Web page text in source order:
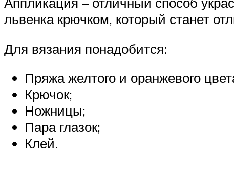
львенка крючком, который станет
Для вязания понадобится:
Пряжа желтого и оранжевого
Крючок;
Ножницы;
Пара глазок;
Клей.